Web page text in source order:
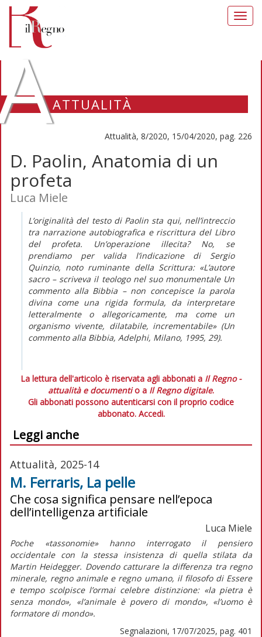
ATTUALITÀ
Attualità, 8/2020, 15/04/2020, pag. 226
D. Paolin, Anatomia di un
profeta
Luca Miele
L’originalità del testo di Paolin sta qui, nell’intreccio
tra narrazione autobiografica e riscrittura del Libro
del profeta. Un’operazione illecita? No, se
prendiamo per valida l’indicazione di Sergio
Quinzio, noto ruminantedella Scrittura: «L’autore
sacro – scriveva il teologo nel suo monumentale Un
commento alla Bibbia – non concepisce la parola
divina come una rigida formula, da interpretare
letteralmente o allegoricamente, ma come un
organismo vivente, dilatabile, incrementabile» (Un
commento alla Bibbia, Adelphi, Milano, 1995, 29).
La lettura dell'articolo è riservata agli abbonati a Il Regno -
attualità e documentio a Il Regno digitale.
Gli abbonati possono autenticarsi con il proprio codice
abbonato. Accedi.
Leggi anche
Attualità, 2025-14
M. Ferraris, La pelle
Che cosa significa pensare nell’epoca
dell’intelligenza artificiale
Luca Miele
Poche «tassonomie» hanno interrogato il pensiero
occidentale con la stessa insistenza di quella stilata da
Martin Heidegger. Dovendo catturare la differenza tra regno
minerale, regno animale e regno umano, il filosofo di Essere
e temposcolpisce l’ormai celebre distinzione: «la pietra è
senza mondo», «l’animale è povero di mondo», «l’uomo è
formatore di mondo».
Segnalazioni, 17/07/2025, pag. 401